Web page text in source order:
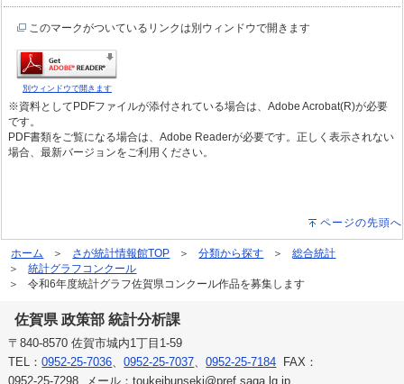
このマークがついているリンクは別ウィンドウで開きます
別ウィンドウで開きます
※資料としてPDFファイルが添付されている場合は、Adobe Acrobat(R)が必要
です。
PDF書類をご覧になる場合は、Adobe Readerが必要です。正しく表示されない
場合、最新バージョンをご利用ください。
ページの先頭へ
ホーム さが統計情報館TOP 分類から探す
総合統計
統計グラフコンクール
令和6年度統計グラフ佐賀県コンクール作品を募集します
佐賀県 政策部 統計分析課
〒840-8570 佐賀市城内1丁目1-59
TEL：0952-25-7036、0952-25-7037、0952-25-7184 FAX：
0952-25-7298 メール：toukeibunseki@pref.saga.lg.jp